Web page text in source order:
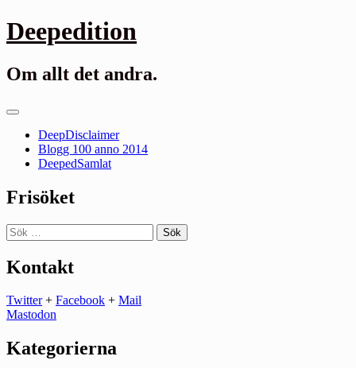
Gå
till
Deepedition
Om allt det andra.
Primär
DeepDisclaimer
Blogg 100 anno 2014
DeepedSamlat
Frisöket
Sök
efter:
Kontakt
Twitter+ Facebook + Mail
Mastodon
Kategorierna